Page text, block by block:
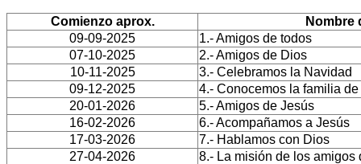
Comienzo aprox.
Nombre
09-09-2025
1.- Amigos de todos
07-10-2025
2.- Amigos de Dios
10-11-2025
3.- Celebramos la Navidad
09-12-2025
4.- Conocemos la familia
20-01-2026
5.- Amigos de Jesús
16-02-2026
6.- Acompañamos a Jesús
17-03-2026
7.- Hablamos con Dios
27-04-2026
8.- La misión de los amigos